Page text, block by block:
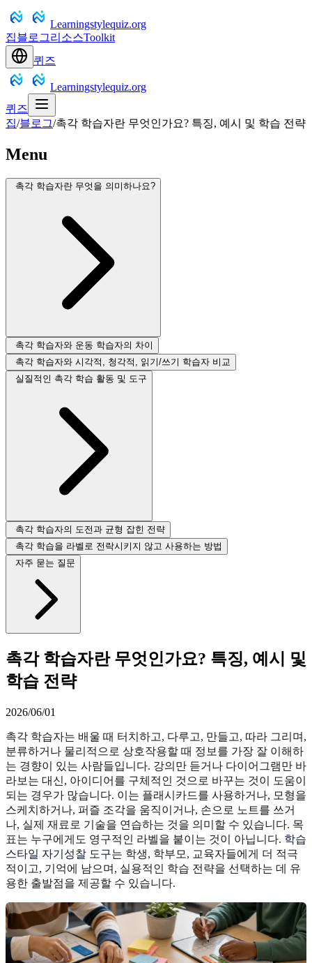
Learningstylequiz.org
집블로그리소스Toolkit
퀴즈
Learningstylequiz.org
퀴즈
집/블로그/촉각 학습자란 무엇인가요? 특징, 예시 및 학습 전략
Menu
촉각 학습자란 무엇을 의미하나요?
촉각 학습자와 운동 학습자의 차이
촉각 학습자와 시각적, 청각적, 읽기/쓰기 학습자 비교
실질적인 촉각 학습 활동 및 도구
촉각 학습자의 도전과 균형 잡힌 전략
촉각 학습을 라벨로 전락시키지 않고 사용하는 방법
자주 묻는 질문
촉각 학습자란 무엇인가요? 특징, 예시 및
학습 전략
2026/06/01
촉각 학습자는 배울 때 터치하고, 다루고, 만들고, 따라 그리며,
분류하거나 물리적으로 상호작용할 때 정보를 가장 잘 이해하
는 경향이 있는 사람들입니다. 강의만 듣거나 다이어그램만 바
라보는 대신, 아이디어를 구체적인 것으로 바꾸는 것이 도움이
되는 경우가 많습니다. 이는 플래시카드를 사용하거나, 모형을
스케치하거나, 퍼즐 조각을 움직이거나, 손으로 노트를 쓰거
나, 실제 재료로 기술을 연습하는 것을 의미할 수 있습니다. 목
표는 누구에게도 영구적인 라벨을 붙이는 것이 아닙니다. 학습
스타일 자기성찰 도구는 학생, 학부모, 교육자들에게 더 적극
적이고, 기억에 남으며, 실용적인 학습 전략을 선택하는 데 유
용한 출발점을 제공할 수 있습니다.